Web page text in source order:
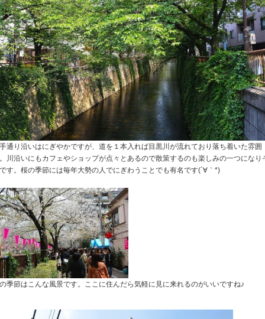
通り沿いはにぎやかですが、道を１本入れば目黒川が流れており落ち着いた雰囲
川沿いにもカフェやショップが点々とあるので散策するのも楽しみの一つになり
す。桜の季節には毎年大勢の人でにぎわうことでも有名です(´∀｀*)
季節はこんな風景です。ここに住んだら気軽に見に来れるのがいいですね♪